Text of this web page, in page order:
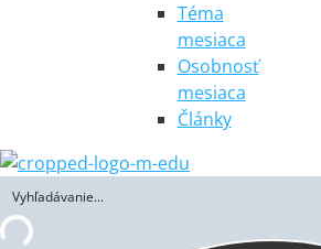
Téma
mesiaca
Osobnosť
mesiaca
Články